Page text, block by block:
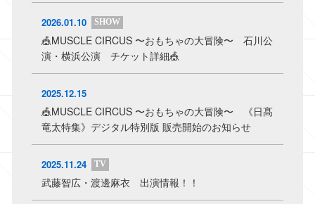
2026.01.10 SHOW
🎪MUSCLE CIRCUS 〜おもちゃの大冒険〜 石川公
演・横浜公演 チケット詳細🎪
2025.12.15
🎪MUSCLE CIRCUS 〜おもちゃの大冒険〜 《日髙
竜太特集》デジタル特別版 販売開始のお知らせ
2025.11.24 TV
武藤智広・渡邊麻衣 出演情報！！